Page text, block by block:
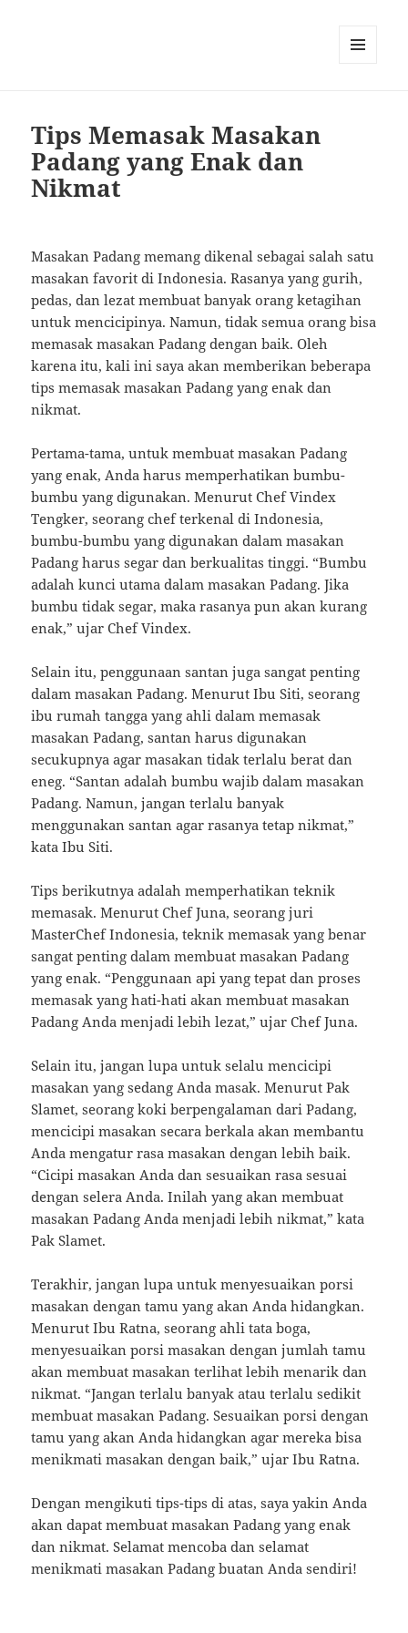
Tips Memasak Masakan
Padang yang Enak dan
Nikmat
Masakan Padang memang dikenal sebagai salah satu
masakan favorit di Indonesia. Rasanya yang gurih,
pedas, dan lezat membuat banyak orang ketagihan
untuk mencicipinya. Namun, tidak semua orang bisa
memasak masakan Padang dengan baik. Oleh
karena itu, kali ini saya akan memberikan beberapa
tips memasak masakan Padang yang enak dan
nikmat.
Pertama-tama, untuk membuat masakan Padang
yang enak, Anda harus memperhatikan bumbu-
bumbu yang digunakan. Menurut Chef Vindex
Tengker, seorang chef terkenal di Indonesia,
bumbu-bumbu yang digunakan dalam masakan
Padang harus segar dan berkualitas tinggi. “Bumbu
adalah kunci utama dalam masakan Padang. Jika
bumbu tidak segar, maka rasanya pun akan kurang
enak,” ujar Chef Vindex.
Selain itu, penggunaan santan juga sangat penting
dalam masakan Padang. Menurut Ibu Siti, seorang
ibu rumah tangga yang ahli dalam memasak
masakan Padang, santan harus digunakan
secukupnya agar masakan tidak terlalu berat dan
eneg. “Santan adalah bumbu wajib dalam masakan
Padang. Namun, jangan terlalu banyak
menggunakan santan agar rasanya tetap nikmat,”
kata Ibu Siti.
Tips berikutnya adalah memperhatikan teknik
memasak. Menurut Chef Juna, seorang juri
MasterChef Indonesia, teknik memasak yang benar
sangat penting dalam membuat masakan Padang
yang enak. “Penggunaan api yang tepat dan proses
memasak yang hati-hati akan membuat masakan
Padang Anda menjadi lebih lezat,” ujar Chef Juna.
Selain itu, jangan lupa untuk selalu mencicipi
masakan yang sedang Anda masak. Menurut Pak
Slamet, seorang koki berpengalaman dari Padang,
mencicipi masakan secara berkala akan membantu
Anda mengatur rasa masakan dengan lebih baik.
“Cicipi masakan Anda dan sesuaikan rasa sesuai
dengan selera Anda. Inilah yang akan membuat
masakan Padang Anda menjadi lebih nikmat,” kata
Pak Slamet.
Terakhir, jangan lupa untuk menyesuaikan porsi
masakan dengan tamu yang akan Anda hidangkan.
Menurut Ibu Ratna, seorang ahli tata boga,
menyesuaikan porsi masakan dengan jumlah tamu
akan membuat masakan terlihat lebih menarik dan
nikmat. “Jangan terlalu banyak atau terlalu sedikit
membuat masakan Padang. Sesuaikan porsi dengan
tamu yang akan Anda hidangkan agar mereka bisa
menikmati masakan dengan baik,” ujar Ibu Ratna.
Dengan mengikuti tips-tips di atas, saya yakin Anda
akan dapat membuat masakan Padang yang enak
dan nikmat. Selamat mencoba dan selamat
menikmati masakan Padang buatan Anda sendiri!